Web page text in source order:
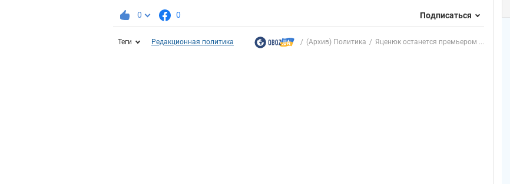
0 0 Подписаться
Теги Редакционная политика (Архив) Политика Яценюк останется премьером ...